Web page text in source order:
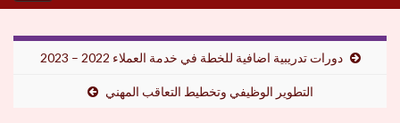
دورات تدريبية اضافية للخطة في خدمة العملاء 2022 – 2023
التطوير الوظيفي وتخطيط التعاقب المهني